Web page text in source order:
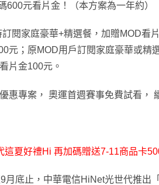
600元看片金！（本方案為一年約）
閱家庭豪華+精選餐，加贈MOD看
元；原MOD用戶訂閱家庭豪華或精
片金100元。
惠專案 ， 奧運首週賽事免費試看 ，
這夏好禮Hi 再加碼贈送7-11商品卡
月底止，中華電信HiNet光世代推出